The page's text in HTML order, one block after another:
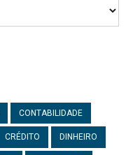
CONTABILIDADE
CRÉDITO DINHEIRO